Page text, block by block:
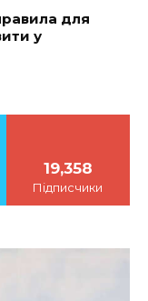
для
у
19,358
Підписчики